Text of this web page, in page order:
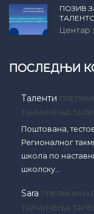
ПОЗИВ
Центар
ПОСЛЕДЊИ
Таленти
ТАКМИЧЕЊА
Поштована,
Регионалног
школа по
школску…
Sara
ТАКМИЧЕЊА